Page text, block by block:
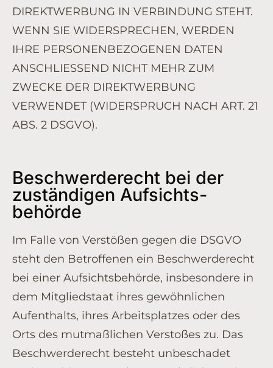
DIREKTWERBUNG IN VERBINDUNG STEHT.
WENN SIE WIDERSPRECHEN, WERDEN
IHRE PERSONENBEZOGENEN DATEN
ANSCHLIESSEND NICHT MEHR ZUM
ZWECKE DER DIREKTWERBUNG
VERWENDET (WIDERSPRUCH NACH ART. 21
ABS. 2 DSGVO).
Beschwerde­recht bei der
zuständigen Aufsichts­
behörde
Im Falle von Verstößen gegen die DSGVO
steht den Betroffenen ein Beschwerderecht
bei einer Aufsichtsbehörde, insbesondere in
dem Mitgliedstaat ihres gewöhnlichen
Aufenthalts, ihres Arbeitsplatzes oder des
Orts des mutmaßlichen Verstoßes zu. Das
Beschwerderecht besteht unbeschadet